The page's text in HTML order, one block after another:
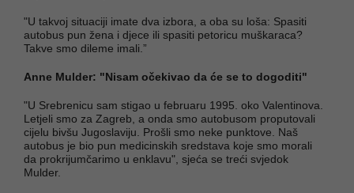
"U takvoj situaciji imate dva izbora, a oba su loša: Spasiti
autobus pun žena i djece ili spasiti petoricu muškaraca?
Takve smo dileme imali.”
Anne Mulder: "Nisam očekivao da će se to dogoditi"
"U Srebrenicu sam stigao u februaru 1995. oko Valentinova.
Letjeli smo za Zagreb, a onda smo autobusom proputovali
cijelu bivšu Jugoslaviju. Prošli smo neke punktove. Naš
autobus je bio pun medicinskih sredstava koje smo morali
da prokrijumčarimo u enklavu", sjeća se treći svjedok
Mulder.